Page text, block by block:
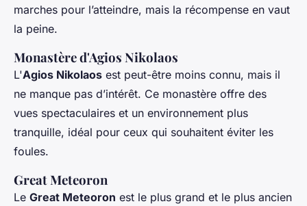
marches pour l’atteindre, mais la récompense en vaut
la peine.
Monastère d'Agios Nikolaos
L'Agios Nikolaos est peut-être moins connu, mais il
ne manque pas d’intérêt. Ce monastère offre des
vues spectaculaires et un environnement plus
tranquille, idéal pour ceux qui souhaitent éviter les
foules.
Great Meteoron
Le Great Meteoron est le plus grand et le plus ancien